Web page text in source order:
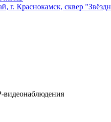
г. Краснокамск, сквер